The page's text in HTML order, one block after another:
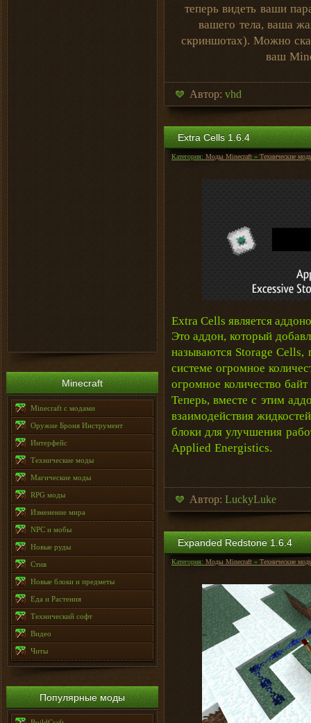
Minecraft
Minecraft с модами
Оружие Броня Инструмент
Интерфейс
Технические моды
Магические моды
RPG моды
Изменение мира
NPC и мобы
Новые руды
Стив
Новые блоки и предметы
Еда и Растения
Технический софт
Видео
Читы
Популярные моды
теперь видеть ваши
вашего тела, ваша
скриншотах). Можно
ваш
Автор: vhd
Extra Cells 1.6.4
Категория: Моды Minecraft » Технические
Extra Cells является
Это аддон, который
называются Storage
системе огромное
огромное количество
Теперь, вместе с этим
взаимодействия
блоки для улучшения
Applied Energistics.
Автор: LuckyLuke
Expanded Redstone 1.6.4
Категория: Моды Minecraft » Технические